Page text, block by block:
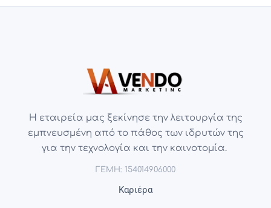
Η εταιρεία μας ξεκίνησε την λειτουργία της
εμπνευσμένη από το πάθος των ιδρυτών της
για την τεχνολογία και την καινοτομία.
ΓΕΜΗ: 154014906000
Καριέρα